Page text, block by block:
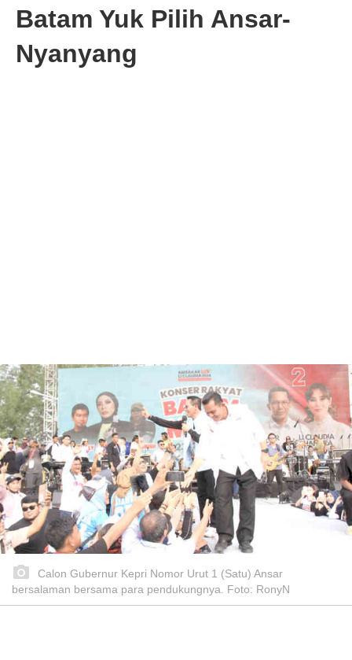
Batam Yuk Pilih Ansar-
Nyanyang
Calon Gubernur Kepri Nomor Urut 1 (Satu) Ansar
bersalaman bersama para pendukungnya. Foto: RonyN